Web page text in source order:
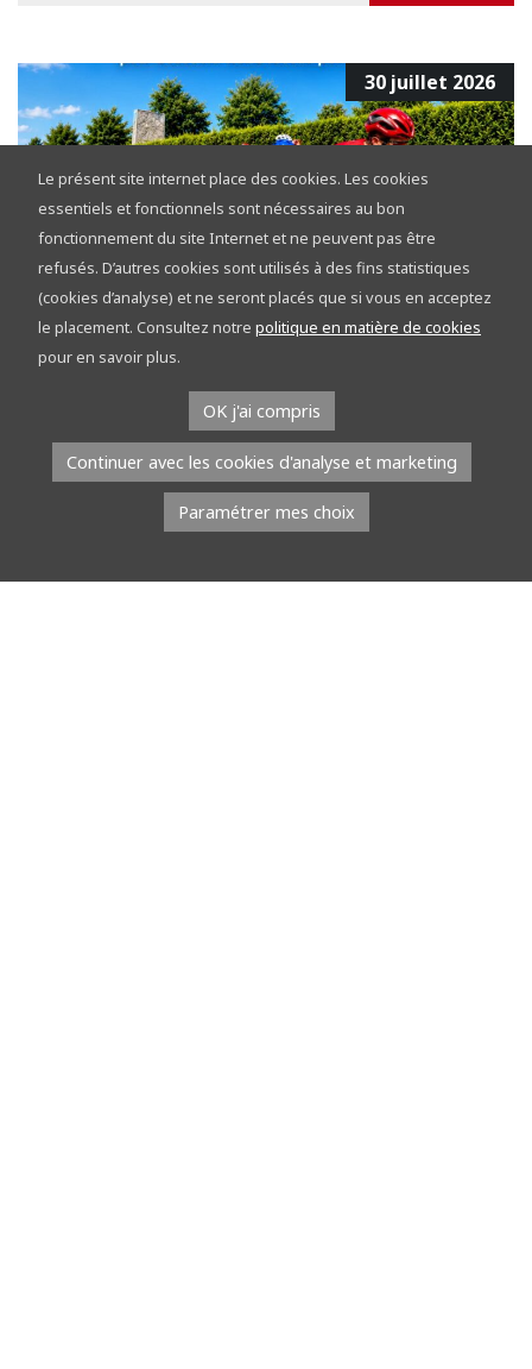
30 juillet 2026
Tour de la Province de Namur 2026 :
découvrez le réseau points-nœuds sur les
étapes
À l’occasion du Tour de la Province de Namur, l’équipe du réseau
points-nœuds part à la rencontre du public. Du […]
Le présent site internet place des cookies. Les cookies
essentiels et fonctionnels sont nécessaires au bon
fonctionnement du site Internet et ne peuvent pas être
refusés. D’autres cookies sont utilisés à des fins statistiques
(cookies d’analyse) et ne seront placés que si vous en acceptez
le placement. Consultez notre politique en matière de cookies
pour en savoir plus.
OK j'ai compris
Continuer avec les cookies d'analyse et marketing
Paramétrer mes choix